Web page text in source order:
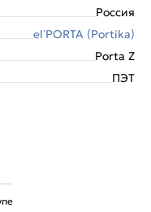
Россия
el’PORTA (Portika)
Porta Z
ПЭТ